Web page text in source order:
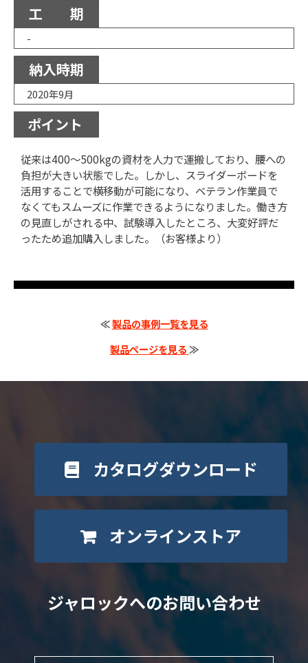
工 期
-
納入時期
2020年9月
ポイント
従来は400～500kgの資材を人力で運搬しており、腰への
負担が大きい状態でした。しかし、スライダーボードを
活用することで横移動が可能になり、ベテラン作業員で
なくてもスムーズに作業できるようになりました。働き方
の見直しがされる中、試験導入したところ、大変好評だ
ったため追加購入しました。（お客様より）
≪製品の事例一覧を見る
製品ページを見る≫
カタログダウンロード
オンラインストア
ジャロックへのお問い合わせ